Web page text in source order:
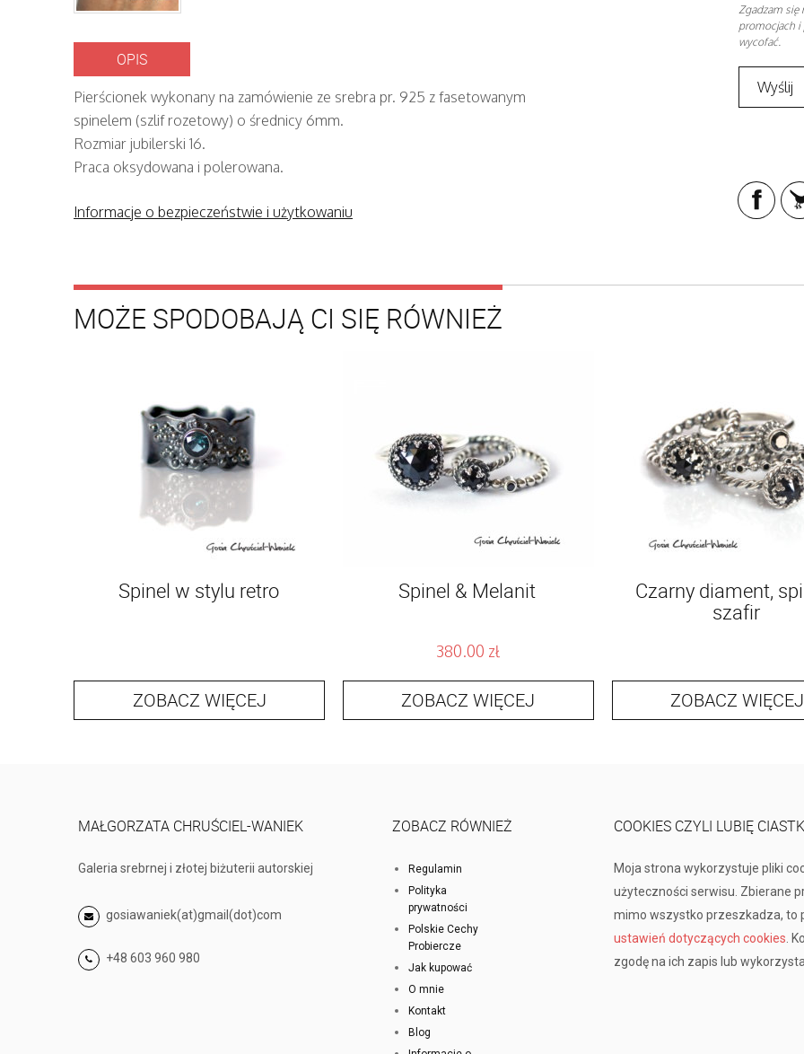
OPIS
Pierścionek wykonany na zamówienie ze srebra pr. 925 z fasetowanym
spinelem (szlif rozetowy) o średnicy 6mm.
Rozmiar jubilerski 16.
Praca oksydowana i polerowana.
Informacje o bezpieczeństwie i użytkowaniu
Zgadzam się
promocjach i
wycofać.
MOŻE SPODOBAJĄ CI SIĘ RÓWNIEŻ
Spinel w stylu retro
ZOBACZ WIĘCEJ
Spinel & Melanit
380.00 zł
ZOBACZ WIĘCEJ
Czarny diament,
szafir
ZOBACZ WIĘCEJ
MAŁGORZATA CHRUŚCIEL-WANIEK
Galeria srebrnej i złotej biżuterii autorskiej
gosiawaniek(at)gmail(dot)com
+48 603 960 980
ZOBACZ RÓWNIEŻ
Regulamin
Polityka
prywatności
Polskie Cechy
Probiercze
Jak kupować
O mnie
Kontakt
Blog
COOKIES CZYLI LUBIĘ
Moja strona wykorzystuje pliki
użyteczności serwisu. Zbierane
mimo wszystko przeszkadza,
ustawień dotyczących cookies .
zgodę na ich zapis lub